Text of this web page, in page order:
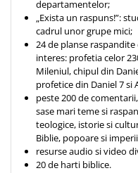
Sanatate / nutritie
departamentelor;
„Exista un raspuns!”:
cadrul unor grupe mici;
24 de planse
interes: profetia celor
Mileniul, chipul din
profetice din Daniel 7 si
peste 200 de
sase mari teme si
teologice, istorie si
Biblie, popoare si
resurse audio si video
20 de harti biblice.